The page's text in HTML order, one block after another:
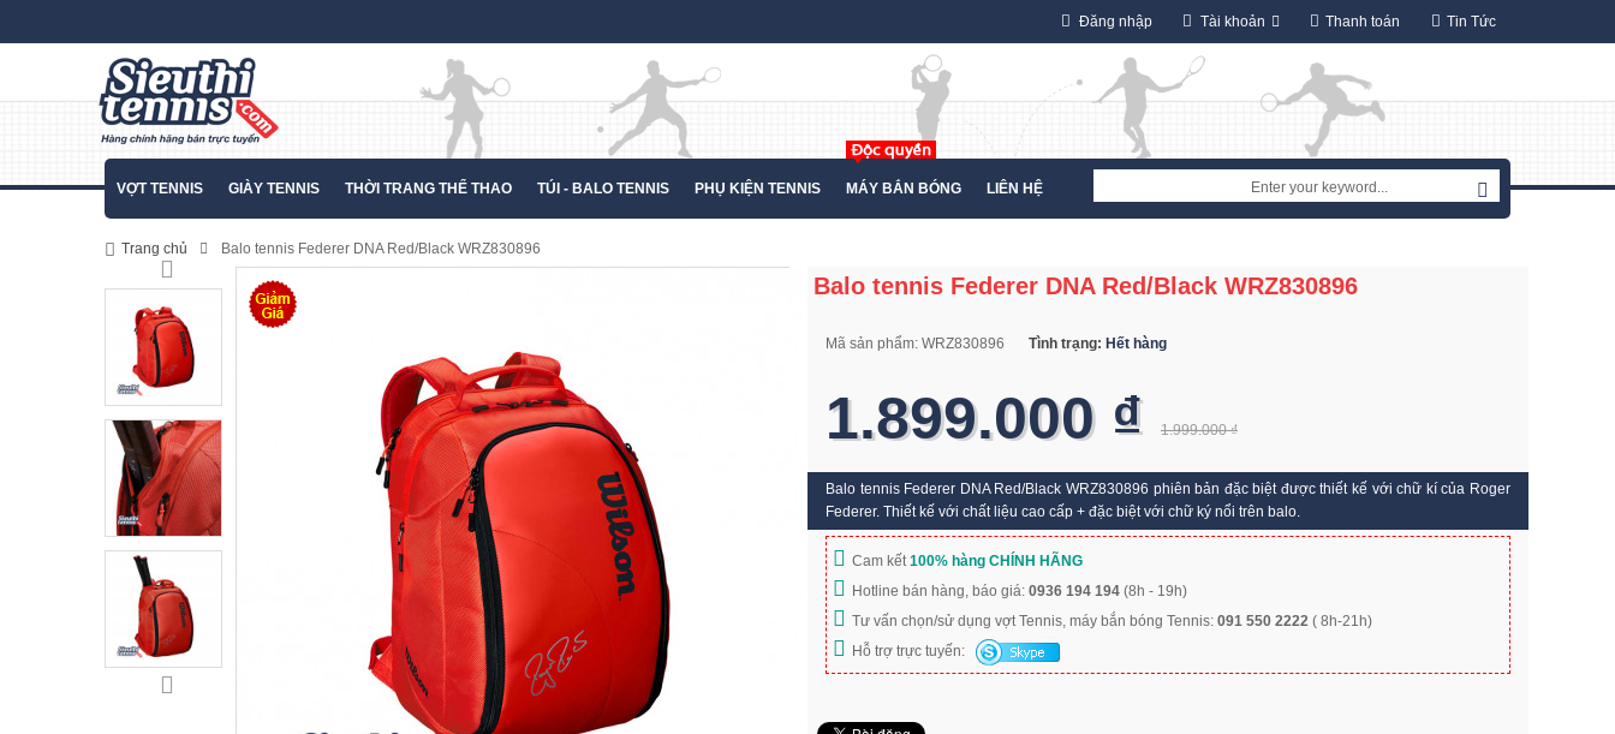
Thanh toán Tin Tức
Tài khoản
Đăng nhập
VỢT TENNIS GIÀY TENNIS THỜI TRANG THỂ THAO TÚI - BALO TENNIS PHỤ KIỆN TENNIS MÁY BẮN BÓNG LIÊN HỆ
Trang chủ Balo tennis Federer DNA Red/Black WRZ830896
Balo tennis Federer DNA Red/Black WRZ830896
Mã sản phẩm: WRZ830896 Tình trạng: Hết hàng
1.999.000 ₫
1.899.000 ₫
Balo tennis Federer DNA Red/Black WRZ830896 phiên bản đặc biệt được thiết kế với chữ kí của Roger
Federer. Thiết kế với chất liệu cao cấp + đặc biệt với chữ ký nổi trên balo.
Cam kết100% hàng CHÍNH HÃNG
Hotline bán hàng, báo giá: 0936 194 194 (8h - 19h)
Tư vấn chọn/sử dụng vợt Tennis, máy bắn bóng Tennis: 091 550 2222 ( 8h-21h)
Hỗ trợ trực tuyến: